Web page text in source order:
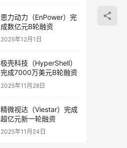
恩力动力（EnPower）完
成数亿元B轮融资
2025年12月1日
极壳科技（HyperShell）
完成7000万美元B轮融资
2025年11月28日
精微视达（Viestar）完成
超亿元新一轮融资
2025年11月24日